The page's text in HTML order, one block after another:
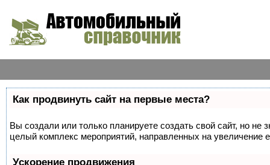
Как продвинуть сайт на первые места?
Вы создали или только планируете создать свой сайт, но не
целый комплекс мероприятий, направленных на увеличение
Ускорение продвижения